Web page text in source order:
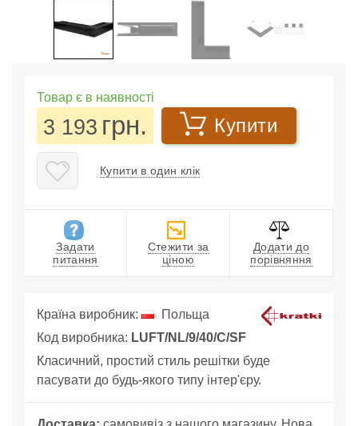
Товар є в наявності
3 193 грн. Купити
Купити в один клік
Задати
питання
Стежити за
ціною
Додати до
порівняння
Країна виробник:
Польща
Код виробника: LUFT/NL/9/40/C/SF
Класичний, простий стиль решітки буде
пасувати до будь-якого типу інтер'єру.